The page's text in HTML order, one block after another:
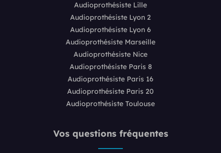
Audioprothésiste Lille
Audioprothésiste Lyon 2
Audioprothésiste Lyon 6
Audioprothésiste Marseille
Audioprothésiste Nice
Audioprothésiste Paris 8
Audioprothésiste Paris 16
Audioprothésiste Paris 20
Audioprothésiste Toulouse
Vos questions fréquentes